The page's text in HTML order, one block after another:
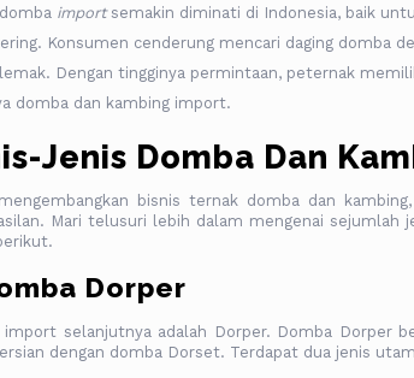
importsemakin diminati di Indonesia, baik
Konsumen cenderung mencari daging domba
Dengan tingginya permintaan, peternak
domba dan kambing import.
Jenis Domba Dan
bisnis ternak domba dan
Mari telusuri lebih dalam mengenai
Dorper
import selanjutnya adalah Dorper. Domba Dorper
dengan domba Dorset. Terdapat dua jenis